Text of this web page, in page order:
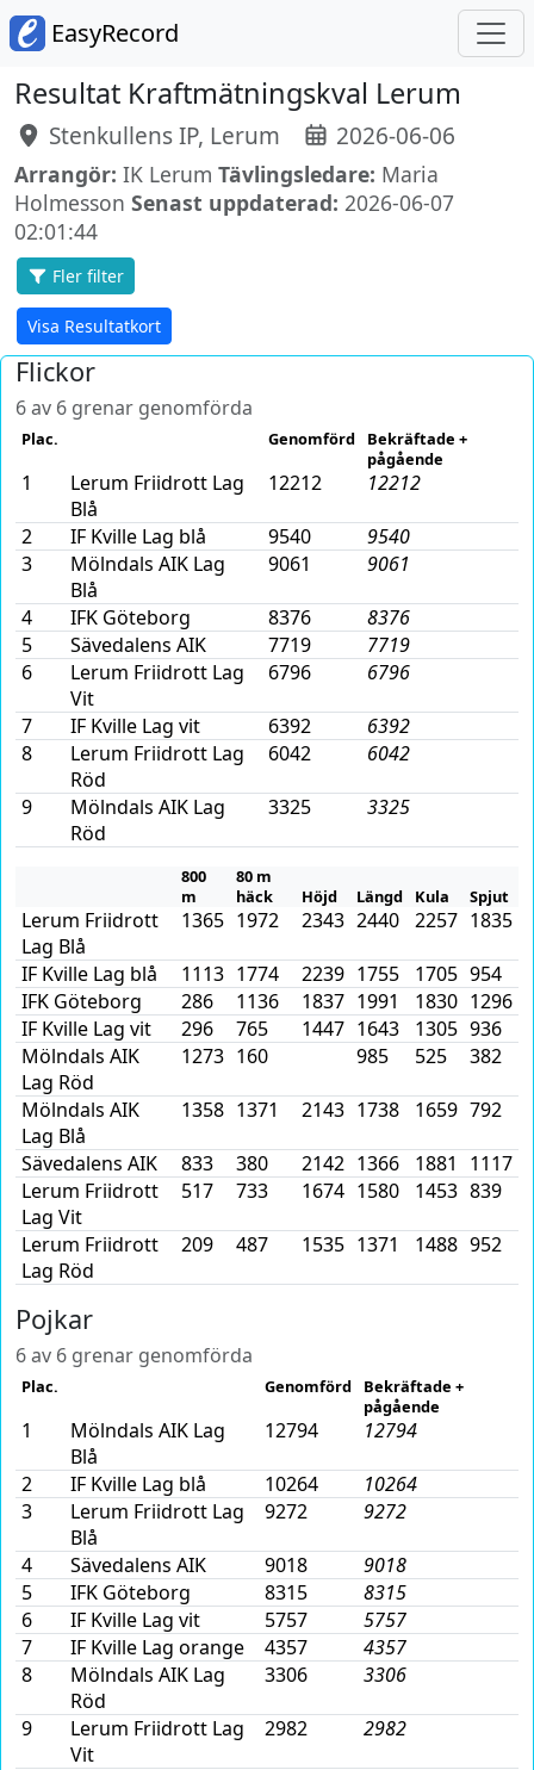
EasyRecord
Resultat Kraftmätningskval Lerum
Stenkullens IP, Lerum 2026-06-06
Arrangör: IK Lerum Tävlingsledare: Maria
Holmesson Senast uppdaterad: 2026-06-07
02:01:44
Fler filter
Visa Resultatkort
Flickor
6 av 6 grenar genomförda
Plac. Genomförd
Bekräftade +
pågående
1
Lerum Friidrott Lag
Blå
12212 12212
2 IF Kville Lag blå 9540
9540
3
Mölndals AIK Lag
Blå
9061 9061
4 IFK Göteborg 8376
8376
5
Sävedalens AIK 7719
7719
6
Lerum Friidrott Lag
Vit
6796 6796
7 IF Kville Lag vit 6392
6392
8
Lerum Friidrott Lag
Röd
6042 6042
9
Mölndals AIK Lag
Röd
3325 3325
800
m
80 m
häck
Höjd Längd Kula Spjut
Lerum Friidrott
Lag Blå
1365 1972 2343 2440 2257 1835
IF Kville Lag blå 1113 1774 2239 1755 1705 954
IFK Göteborg
286 1136 1837 1991 1830 1296
IF Kville Lag vit
296 765 1447 1643 1305 936
Mölndals AIK
Lag Röd
1273 160 985 525 382
Mölndals AIK
Lag Blå
1358 1371 2143 1738 1659 792
Sävedalens AIK 833 380 2142 1366 1881
1117
Lerum Friidrott
Lag Vit
517 733 1674 1580 1453 839
Lerum Friidrott
Lag Röd
209 487 1535 1371 1488 952
Pojkar
6 av 6 grenar genomförda
Plac. Genomförd
Bekräftade +
pågående
1
Mölndals AIK Lag
Blå
12794 12794
2 IF Kville Lag blå 10264
10264
3
Lerum Friidrott Lag
Blå
9272 9272
4 Sävedalens AIK 9018
9018
5
IFK Göteborg 8315
8315
6
IF Kville Lag vit 5757
5757
7
IF Kville Lag orange 4357
4357
8
Mölndals AIK Lag
Röd
3306 3306
9
Lerum Friidrott Lag
Vit
2982 2982